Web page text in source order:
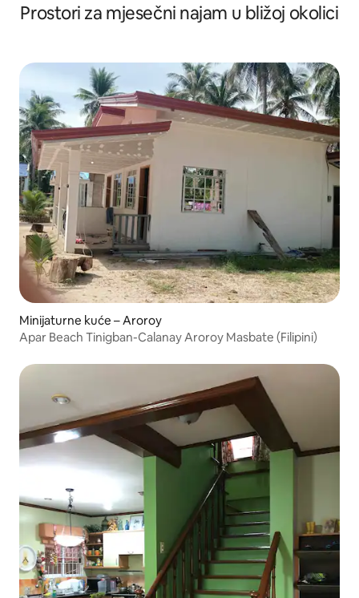
Prostori za mjesečni najam u bližoj okolici
Minijaturne kuće – Aroroy
Apar Beach Tinigban-Calanay Aroroy Masbate (Filipini)